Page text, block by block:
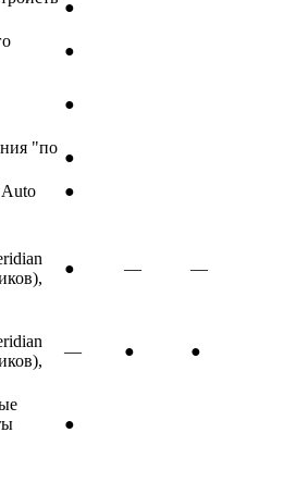
●
●
●
"по
●
●
● — —
— ● ●
●